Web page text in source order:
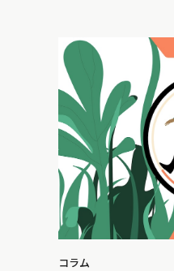
コラム